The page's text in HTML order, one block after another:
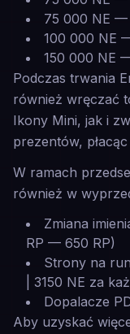
75 000 NE —
100 000 NE
150 000 NE
Podczas trwania
również wręczać
Ikony Mini, jak i
prezentów,
W ramach
również w
Zmiana
RP — 650 RP)
Strony na
| 3150 NE za
Dopalacze
Aby uzyskać